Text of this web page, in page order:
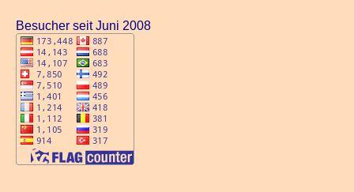
Besucher seit Juni 2008